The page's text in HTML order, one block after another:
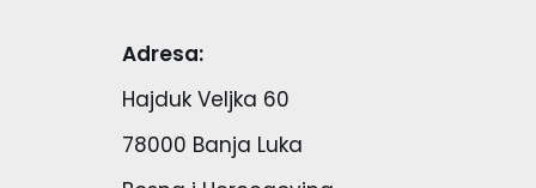
Adresa:
Hajduk Veljka 60
78000 Banja Luka